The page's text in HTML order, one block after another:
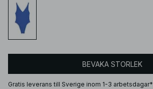
BEVAKA STORLEK
Gratis leverans till Sverige inom 1-3 arbetsdagar*